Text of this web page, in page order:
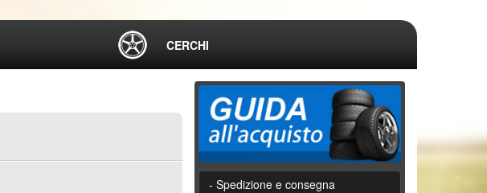
CERCHI
- Spedizione e consegna